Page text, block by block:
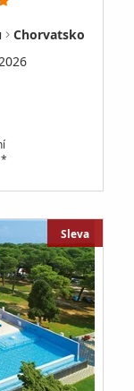
Chorvatsko
Sleva